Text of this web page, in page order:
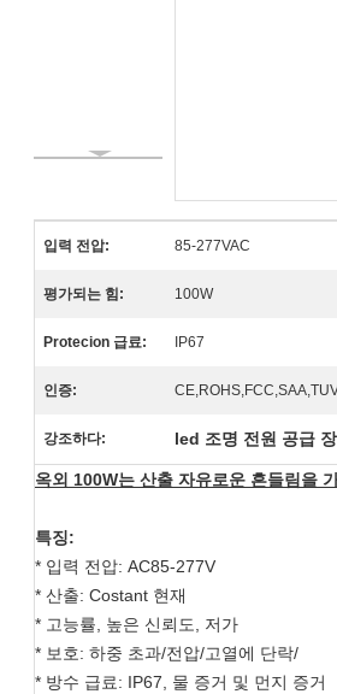
입력 전압: 85-277VAC
평가되는 힘: 100W
Protecion 급료: IP67
인증:
강조하다: led 조명 전원 공급 장
옥외 100W는 산출 자유로운 흔들림을
특징:
* 입력 전압: AC85-277V
* 산출: Costant 현재
* 고능률, 높은 신뢰도, 저가
* 보호: 하중 초과/전압/고열에 단락/
* 방수 급료: IP67, 물 증거 및 먼지 증거